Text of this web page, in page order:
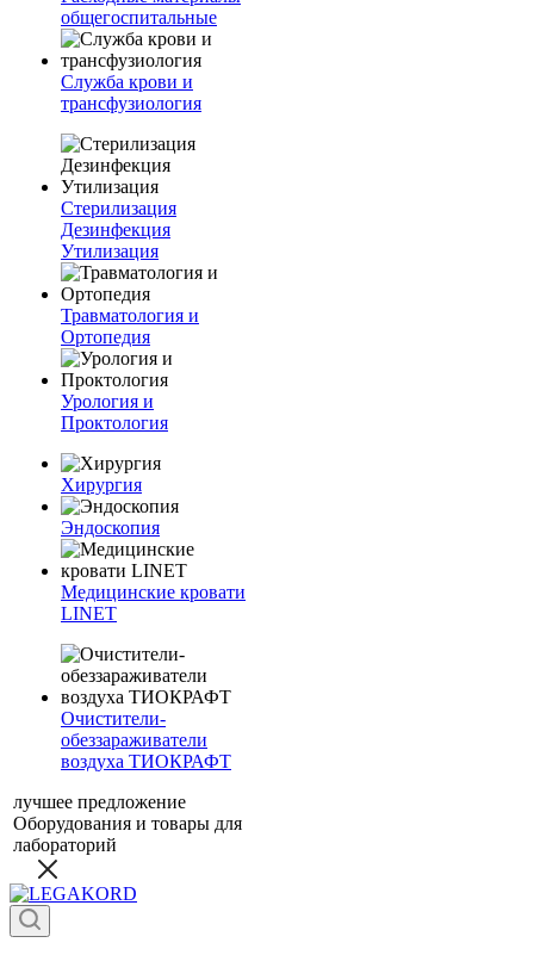
общегоспитальные
Служба крови и
трансфузиология
Стерилизация
Дезинфекция
Утилизация
Травматология и
Ортопедия
Урология и
Проктология
Хирургия
Эндоскопия
Медицинские кровати
LINET
Очистители-
обеззараживатели
воздуха ТИОКРАФТ
лучшее предложение
Оборудования и товары для
лабораторий